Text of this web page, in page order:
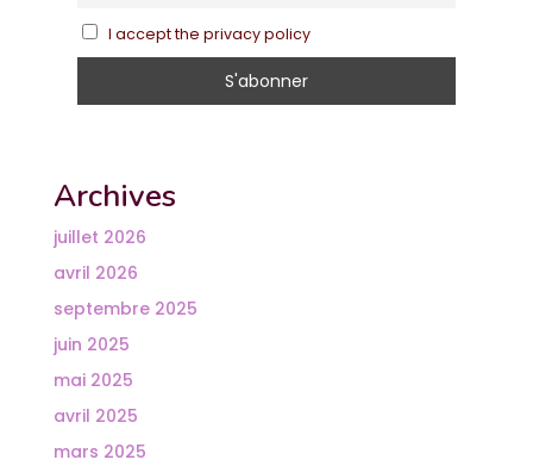
I accept the privacy policy
Archives
juillet 2026
avril 2026
septembre 2025
juin 2025
mai 2025
avril 2025
mars 2025